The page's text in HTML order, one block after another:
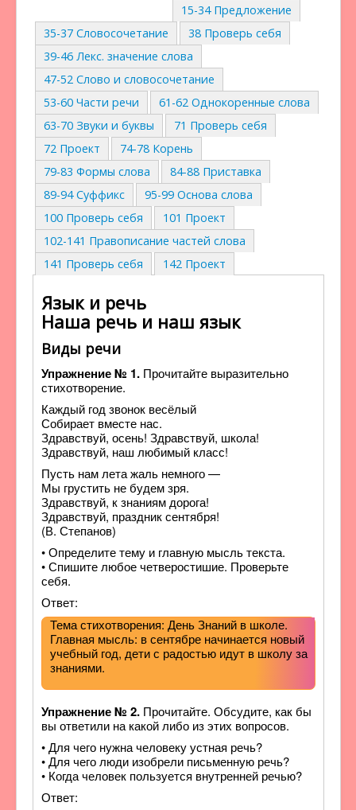
15-34 Предложение
35-37 Словосочетание
38 Проверь себя
39-46 Лекс. значение слова
47-52 Слово и словосочетание
53-60 Части речи
61-62 Однокоренные слова
63-70 Звуки и буквы
71 Проверь себя
72 Проект
74-78 Корень
79-83 Формы слова
84-88 Приставка
89-94 Суффикс
95-99 Основа слова
100 Проверь себя
101 Проект
102-141 Правописание частей слова
141 Проверь себя
142 Проект
Язык и речь
Наша речь и наш язык
Виды речи
Упражнение № 1. Прочитайте выразительно
стихотворение.
Каждый год звонок весёлый
Собирает вместе нас.
Здравствуй, осень! Здравствуй, школа!
Здравствуй, наш любимый класс!
Пусть нам лета жаль немного —
Мы грустить не будем зря.
Здравствуй, к знаниям дорога!
Здравствуй, праздник сентября!
(В. Степанов)
• Определите тему и главную мысль текста.
• Спишите любое четверостишие. Проверьте
себя.
Ответ:
Тема стихотворения: День Знаний в школе.
Главная мысль: в сентябре начинается новый
учебный год, дети с радостью идут в школу за
знаниями.
Упражнение № 2. Прочитайте. Обсудите, как бы
вы ответили на какой либо из этих вопросов.
• Для чего нужна человеку устная речь?
• Для чего люди изобрели письменную речь?
• Когда человек пользуется внутренней речью?
Ответ: